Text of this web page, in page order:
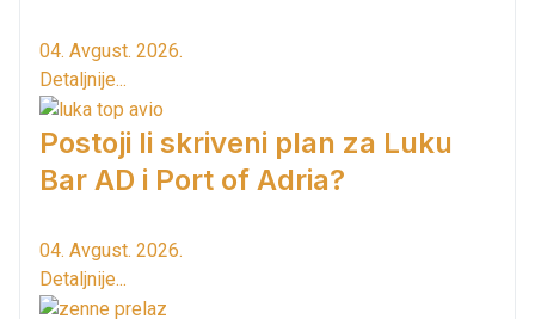
04. Avgust. 2026.
Detaljnije...
Postoji li skriveni plan za Luku
Bar AD i Port of Adria?
04. Avgust. 2026.
Detaljnije...